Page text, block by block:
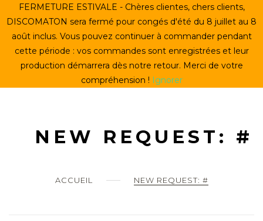
to
content
ACCUEIL
CRÉER UN VINYLE
LE STORE
ACCUEIL NEW REQUEST: #
NEW REQUEST: #
FERMETURE ESTIVALE - Chères clientes, chers clients,
DISCOMATON sera fermé pour congés d'été du 8 juillet au 8
août inclus. Vous pouvez continuer à commander pendant
cette période : vos commandes sont enregistrées et leur
production démarrera dès notre retour. Merci de votre
compréhension ! Ignorer